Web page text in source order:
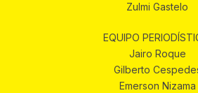
Zulmi Gastelo
EQUIPO
Jairo Roque
Gilberto
Emerson Nizama